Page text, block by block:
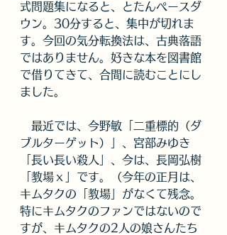
式問題集になると、とたんペースダ
ウン。30分すると、集中が切れま
す。今回の気分転換法は、古典落語
ではありません。好きな本を図書館
で借りてきて、合間に読むことにし
ました。
最近では、今野敏「二重標的（ダ
ブルターゲット）」、宮部みゆき
「長い長い殺人」、今は、長岡弘樹
「教場ｘ」です。（今年の正月は、
キムタクの「教場」がなくて残念。
特にキムタクのファンではないので
すが、キムタクの2人の娘さんたち